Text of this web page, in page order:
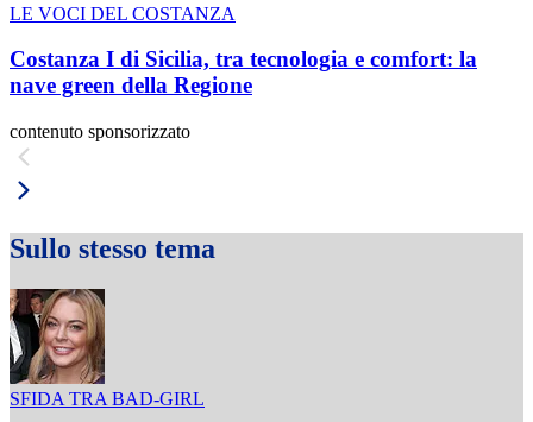
LE VOCI DEL COSTANZA
Costanza I di Sicilia, tra tecnologia e comfort: la
nave green della Regione
contenuto sponsorizzato
Sullo stesso tema
SFIDA TRA BAD-GIRL